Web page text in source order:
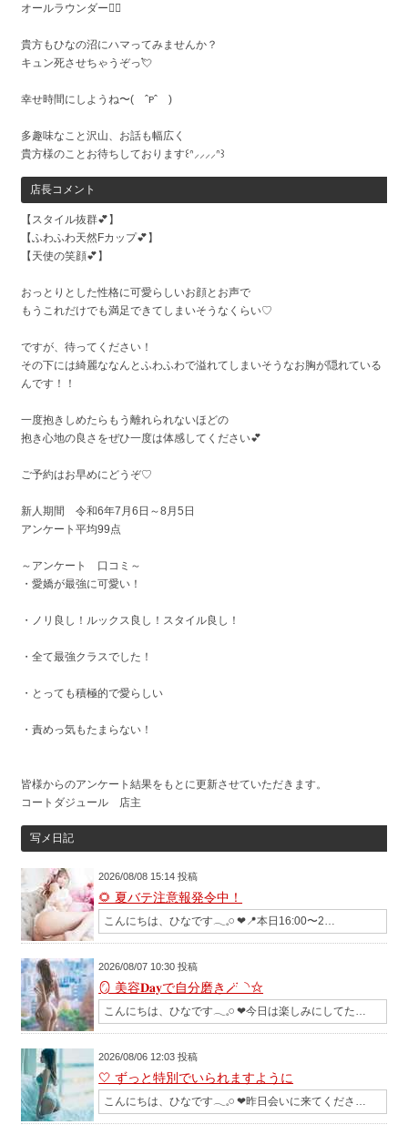
オールラウンダー✌🏻
貴方もひなの沼にハマってみませんか？
キュン死させちゃうぞっ💘
幸せ時間にしようね〜( ˆᴘˆ )
多趣味なこと沢山、お話も幅広く
貴方様のことお待ちしております꒰ᐢ⸝⸝⸝⸝ᐢ꒱
店長コメント
【スタイル抜群💕】
【ふわふわ天然Fカップ💕】
【天使の笑顔💕】
おっとりとした性格に可愛らしいお顔とお声で
もうこれだけでも満足できてしまいそうなくらい♡
ですが、待ってください！
その下には綺麗ななんとふわふわで溢れてしまいそうなお胸が隠れている
んです！！
一度抱きしめたらもう離れられないほどの
抱き心地の良さをぜひ一度は体感してください💕
ご予約はお早めにどうぞ♡
新人期間 令和6年7月6日～8月5日
アンケート平均99点
～アンケート 口コミ～
・愛嬌が最強に可愛い！
・ノリ良し！ルックス良し！スタイル良し！
・全て最強クラスでした！
・とっても積極的で愛らしい
・責めっ気もたまらない！
皆様からのアンケート結果をもとに更新させていただきます。
コートダジュール 店主
写メ日記
2026/08/08 15:14 投稿
🌻 夏バテ注意報発令中！
こんにちは、ひなです𓂃𓈒𓏸︎︎︎︎ ❤︎📍本日16:00〜2…
2026/08/07 10:30 投稿
🪞 美容𝐃𝐚𝐲で自分磨き🪄︎︎◝✩
こんにちは、ひなです𓂃𓈒𓏸︎︎︎︎ ❤︎今日は楽しみにしてた…
2026/08/06 12:03 投稿
‎🤍 ずっと特別でいられますように
こんにちは、ひなです𓂃𓈒𓏸︎︎︎︎ ❤︎昨日会いに来てくださ…